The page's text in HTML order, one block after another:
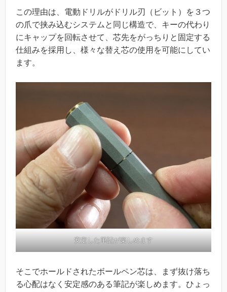
この理由は、電動ドリルがドリル刃（ビット）を３つ
の爪で挟み込むシステムと同じ構造で、キーの代わり
にキャップを回転させて、芯先をがっちりと固定する
仕組みを採用し、様々な替え芯の使用を可能にしてい
ます。
安定した筆記が楽しめます
そこでホールドされたボールペン芯は、まず抜け落ち
る心配はなく安定感のある筆記が楽しめます。ひょっ